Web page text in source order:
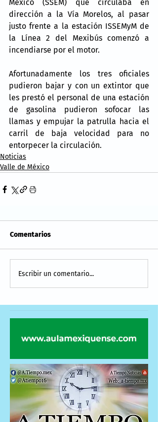
México (SSEM) que circulaba en
dirección a la Vía Morelos, al pasar
justo frente a la estación ISSEMyM de
la Línea 2 del Mexibús comenzó a
incendiarse por el motor.
Afortunadamente los tres oficiales
pudieron bajar y con un extintor que
les prestó el personal de una estación
de gasolina pudieron sofocar las
llamas y empujar la patrulla hacia el
carril de baja velocidad para no
entorpecer la circulación.
Noticias
Valle de México
Comentarios
Escribir un comentario...